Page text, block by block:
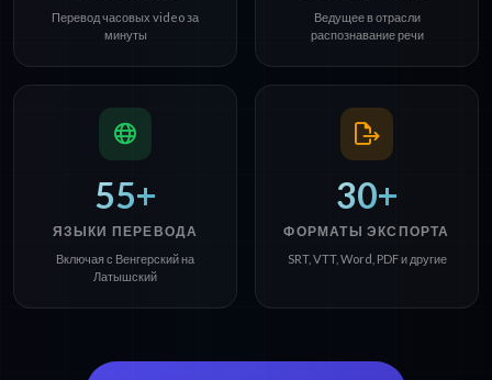
Перевод часовых video за
минуты
Ведущее в отрасли
распознавание речи
55+
ЯЗЫКИ ПЕРЕВОДА
Включая с Венгерский на
Латышский
30+
ФОРМАТЫ ЭКСПОРТА
SRT, VTT, Word, PDF и другие